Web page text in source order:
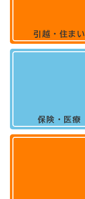
引越・住まい
保険・医療